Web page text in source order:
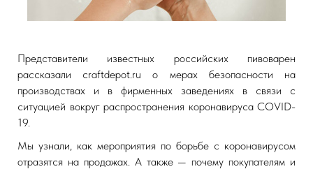
Представители известных российских пивоварен
рассказали craftdepot.ru о мерах безопасности на
производствах и в фирменных заведениях в связи с
ситуацией вокруг распространения коронавируса COVID-
19.
Мы узнали, как мероприятия по борьбе с коронавирусом
отразятся на продажах. А также — почему покупателям и